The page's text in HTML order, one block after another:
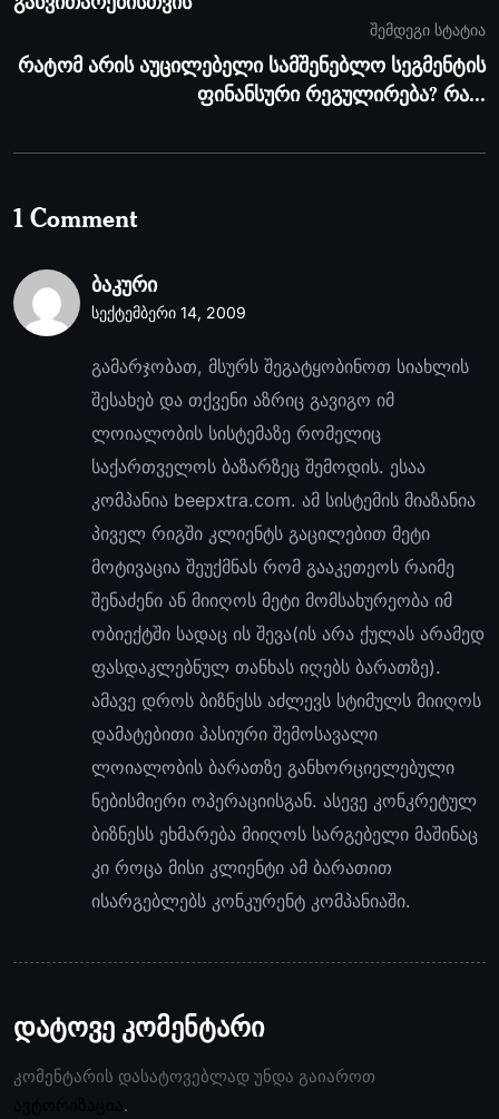
შემდეგი სტატია
რატომ არის აუცილებელი სამშენებლო სეგმენტის
ფინანსური რეგულირება? რა...
1 Comment
ბაკური
სექტემბერი 14, 2009
გამარჯობათ, მსურს შეგატყობინოთ სიახლის
შესახებ და თქვენი აზრიც გავიგო იმ
ლოიალობის სისტემაზე რომელიც
საქართველოს ბაზარზეც შემოდის. ესაა
კომპანია beepxtra.com. ამ სისტემის მიაზანია
პიველ რიგში კლიენტს გაცილებით მეტი
მოტივაცია შეუქმნას რომ გააკეთეოს რაიმე
შენაძენი ან მიიღოს მეტი მომსახურეობა იმ
ობიექტში სადაც ის შევა(ის არა ქულას არამედ
ფასდაკლებნულ თანხას იღებს ბარათზე).
ამავე დროს ბიზნესს აძლევს სტიმულს მიიღოს
დამატებითი პასიური შემოსავალი
ლოიალობის ბარათზე განხორციელებული
ნებისმიერი ოპერაციისგან. ასევე კონკრეტულ
ბიზნესს ეხმარება მიიღოს სარგებელი მაშინაც
კი როცა მისი კლიენტი ამ ბარათით
ისარგებლებს კონკურენტ კომპანიაში.
დატოვე კომენტარი
კომენტარის დასატოვებლად უნდა გაიაროთ
.